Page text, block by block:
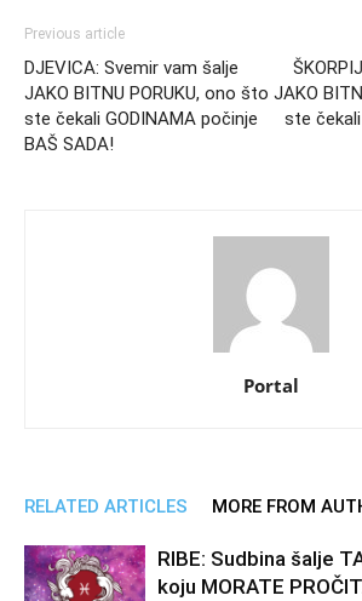
Previous article
DJEVICA: Svemir vam šalje
JAKO BITNU PORUKU, ono što
ste čekali GODINAMA počinje
BAŠ SADA!
JAKO
ste
Portal
RELATED ARTICLES MORE FROM
RIBE: Sudbina šalje
koju MORATE